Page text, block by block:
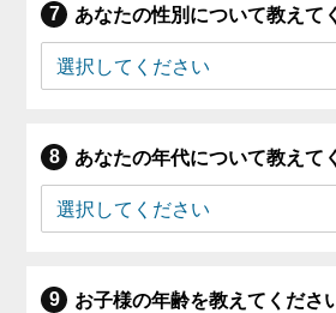
あなたの性別について教えて
あなたの年代について教えて
お子様の年齢を教えてくださ